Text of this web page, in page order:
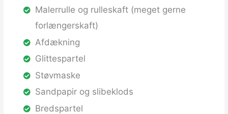
Malerrulle og rulleskaft (meget gerne
forlængerskaft)
Afdækning
Glittespartel
Støvmaske
Sandpapir og slibeklods
Bredspartel